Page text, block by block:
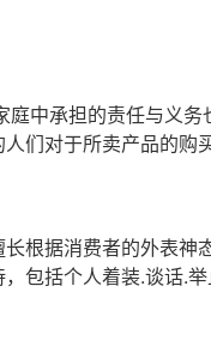
中承担的责任与义
们对于所卖产品的购
根据消费者的外表神
包括个人着装.谈话.举